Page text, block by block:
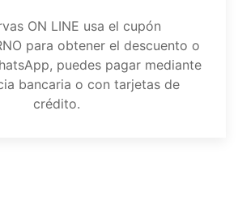
ON LINE usa el cupón
para obtener el descuento o
puedes pagar mediante
bancaria o con tarjetas de
crédito.